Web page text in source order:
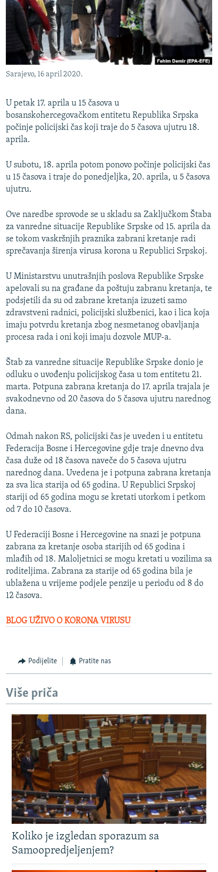
ISPRIČAJ MI
DNEVNO@RSE
SPECIJALI RSE
VIŠE OD NASLOVA
GENOCID U SREBRENICI
POPLAVE I KLIZIŠTA U BIH 2024.
TV LIBERTY
POST SCRIPTUM
TRI DECENIJE OD RATA U BIH
SVE KARTE DEJTONA
PRATITE NAS
Sve RFE/RL stranice
Sarajevo, 16 april 2020.
U petak 17. aprila u 15 časova u
bosanskohercegovačkom entitetu Republika Srpska
počinje policijski čas koji traje do 5 časova ujutru 18.
aprila.
U subotu, 18. aprila potom ponovo počinje policijski čas
u 15 časova i traje do ponedjeljka, 20. aprila, u 5 časova
ujutru.
Ove naredbe sprovode se u skladu sa Zaključkom Štaba
za vanredne situacije Republike Srpske od 15. aprila da
se tokom vaskršnjih praznika zabrani kretanje radi
sprečavanja širenja virusa korona u Republici Srpskoj.
U Ministarstvu unutrašnjih poslova Republike Srpske
apelovali su na građane da poštuju zabranu kretanja, te
podsjetili da su od zabrane kretanja izuzeti samo
zdravstveni radnici, policijski službenici, kao i lica koja
imaju potvrdu kretanja zbog nesmetanog obavljanja
procesa rada i oni koji imaju dozvole MUP-a.
Štab za vanredne situacije Republike Srpske donio je
odluku o uvođenju policijskog časa u tom entitetu 21.
marta. Potpuna zabrana kretanja do 17. aprila trajala je
svakodnevno od 20 časova do 5 časova ujutru narednog
dana.
Odmah nakon RS, policijski čas je uveden i u entitetu
Federacija Bosne i Hercegovine gdje traje dnevno dva
časa duže od 18 časova naveče do 5 časova ujutru
narednog dana. Uvedena je i potpuna zabrana kretanja
za sva lica starija od 65 godina. U Republici Srpskoj
stariji od 65 godina mogu se kretati utorkom i petkom
od 7 do 10 časova.
U Federaciji Bosne i Hercegovine na snazi je potpuna
zabrana za kretanje osoba starijih od 65 godina i
mlađih od 18. Maloljetnici se mogu kretati u vozilima sa
roditeljima. Zabrana za starije od 65 godina bila je
ublažena u vrijeme podjele penzije u periodu od 8 do
12 časova.
BLOG UŽIVO O KORONA VIRUSU
Podijelite Pratite nas
Više priča
Koliko je izgledan sporazum sa
Samoopredjeljenjem?